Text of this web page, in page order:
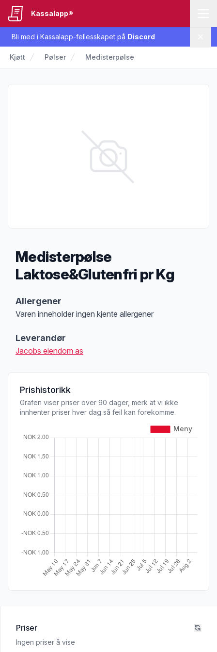
Bli med i Kassalapp-fellesskapet på Discord
Kassalapp®
Kjøtt Pølser Medisterpølse
Medisterpølse
Laktose&Glutenfri pr Kg
Allergener
Varen inneholder ingen kjente allergener
Leverandør
Jacobs eiendom as
Prishistorikk
Grafen viser priser over 90 dager, merk at vi ikke
innhenter priser hver dag så feil kan forekomme.
Priser
Ingen priser å vise